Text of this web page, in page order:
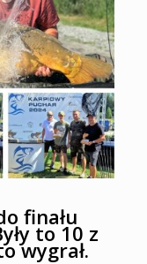
finału
to 10 z
wygrał.